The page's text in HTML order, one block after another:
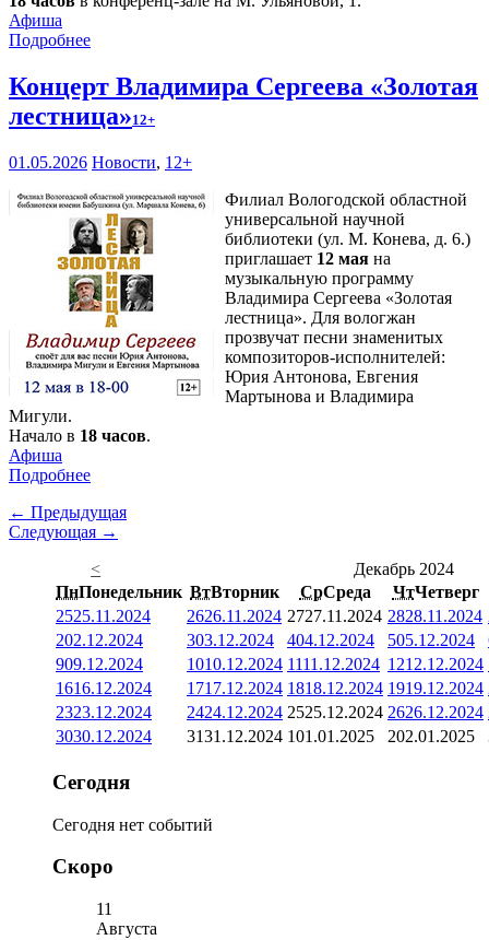
Афиша
Подробнее
Концерт Владимира Сергеева «Золотая
лестница»12+
01.05.2026 Новости, 12+
Филиал Вологодской областной
универсальной научной
библиотеки (ул. М. Конева, д. 6.)
приглашает 12 мая на
музыкальную программу
Владимира Сергеева «Золотая
лестница». Для вологжан
прозвучат песни знаменитых
композиторов-исполнителей:
Юрия Антонова, Евгения
Мартынова и Владимира
Мигули.
Начало в 18 часов.
Афиша
Подробнее
← Предыдущая
Следующая →
<
Декабрь 2024
ПнПонедельник ВтВторник СрСреда ЧтЧетверг
2525.11.2024 2626.11.2024 2727.11.2024 2828.11.2024
202.12.2024 303.12.2024 404.12.2024 505.12.2024
909.12.2024 1010.12.2024 1111.12.2024 1212.12.2024
1616.12.2024 1717.12.2024 1818.12.2024 1919.12.2024
2323.12.2024 2424.12.2024 2525.12.2024 2626.12.2024
3030.12.2024 3131.12.2024 101.01.2025 202.01.2025
Сегодня
Сегодня нет событий
Скоро
11
Августа